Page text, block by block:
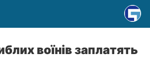
воїнів заплатять